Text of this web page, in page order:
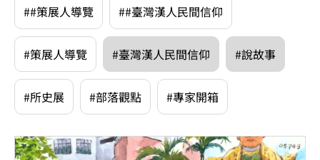
##策展人導覽 ##臺灣漢人民間信仰
#策展人導覽 #臺灣漢人民間信仰 #說故事
#所史展 #部落觀點 #專家開箱